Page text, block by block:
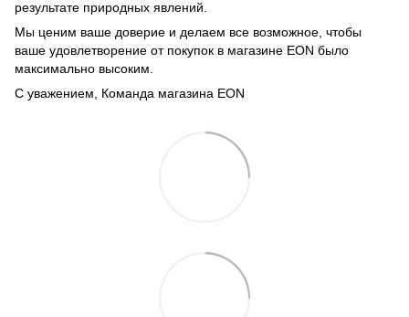
результате природных явлений.
Мы ценим ваше доверие и делаем все возможное, чтобы
ваше удовлетворение от покупок в магазине EON было
максимально высоким.
С уважением, Команда магазина EON